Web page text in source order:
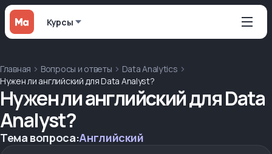
Курсы
Главная Вопросы и ответы
Data Analytics
Нужен ли английский для Data Analyst?
Нужен ли английский для Data
Analyst?
Тема вопроса:Английский